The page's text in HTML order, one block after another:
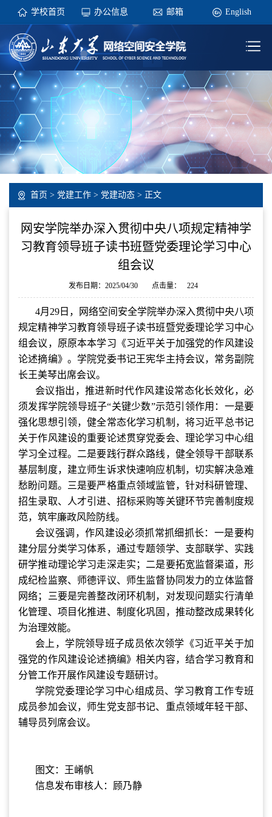
学校首页 办公信息 邮箱 English
首页 > 党建工作 > 党建动态 > 正文
网安学院举办深入贯彻中央八项规定精神学
习教育领导班子读书班暨党委理论学习中心
组会议
发布日期：2025/04/30 点击量： 224
4月29日，网络空间安全学院举办深入贯彻中央八项
规定精神学习教育领导班子读书班暨党委理论学习中心
组会议，原原本本学习《习近平关于加强党的作风建设
论述摘编》。学院党委书记王宪华主持会议，常务副院
长王美琴出席会议。
会议指出，推进新时代作风建设常态化长效化，必
须发挥学院领导班子“关键少数”示范引领作用：一是要
强化思想引领，健全常态化学习机制，将习近平总书记
关于作风建设的重要论述贯穿党委会、理论学习中心组
学习全过程。 二是要践行群众路线，健全领导干部联系
基层制度，建立师生诉求快速响应机制，切实解决急难
愁盼问题。
三是要严格重点领域监管，针对科研管理、
招生录取、人才引进、 招标采购等关键环节完善制度规
范，筑牢廉政风险防线。
会议强调，作风建设必须抓常抓细抓长：一是要构
建分层分类学习体系，通过专题领学、支部联学、实践
研学推动理论学习走深走实；二是要拓宽监督渠道，形
成纪检监察、师德评议、师生监督协同发力的立体监督
网络；三要是完善整改闭环机制，对发现问题实行清单
化管理、项目化推进、制度化巩固，推动整改成果转化
为治理效能。
会上，学院领导班子成员依次领学《习近平关于加
强党的作风建设论述摘编》相关内容，结合学习教育和
分管工作开展作风建设专题研讨。
学院党委理论学习中心组成员、学习教育工作专班
成员参加会议，师生党支部书记、重点领域年轻干部、
辅导员列席会议。
图文：王崤帆
信息发布审核人：顾乃静